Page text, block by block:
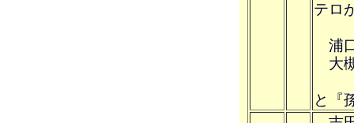
テロ
浦
大
と『